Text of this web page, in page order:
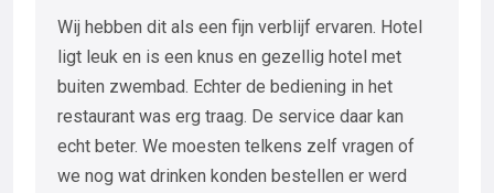
Wij hebben dit als een fijn verblijf ervaren. Hotel
ligt leuk en is een knus en gezellig hotel met
buiten zwembad. Echter de bediening in het
restaurant was erg traag. De service daar kan
echt beter. We moesten telkens zelf vragen of
we nog wat drinken konden bestellen er werd